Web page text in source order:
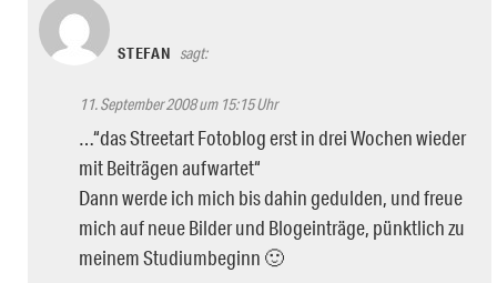
STEFAN sagt:
11. September 2008 um 15:15 Uhr
…“das Streetart Fotoblog erst in drei Wochen wieder
mit Beiträgen aufwartet“
Dann werde ich mich bis dahin gedulden, und freue
mich auf neue Bilder und Blogeinträge, pünktlich zu
meinem Studiumbeginn 🙂